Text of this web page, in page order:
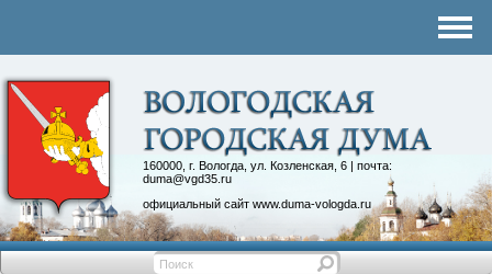
160000, г. Вологда, ул. Козленская, 6 | почта:
duma@vgd35.ru
официальный сайт www.duma-vologda.ru
Контакты
Депутатские объединения